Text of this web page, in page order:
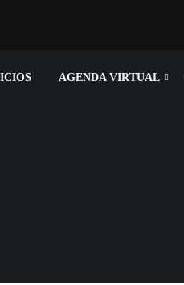
AGENDA VIRTUAL